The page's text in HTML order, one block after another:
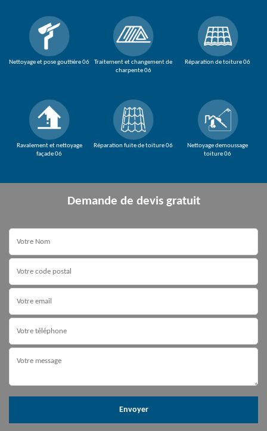
Nettoyage et pose gouttière 06
Ravalement et nettoyage
façade 06
Traitement et changement de
charpente 06
Réparation fuite de toiture 06
Réparation de toiture 06
Nettoyage demoussage
toiture 06
Demande de devis gratuit